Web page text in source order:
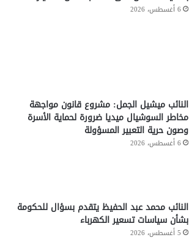
6 أغسطس، 2026
النائب ميشيل الجمل: مشروع قانون مواجهة
مخاطر السوشيال ميديا ضرورة لحماية الأسرة
وصون حرية التعبير المسؤولة
6 أغسطس، 2026
النائب محمد عبد الحفيظ يتقدم بسؤال للحكومة
بشأن سياسات تسعير الكهرباء
5 أغسطس، 2026